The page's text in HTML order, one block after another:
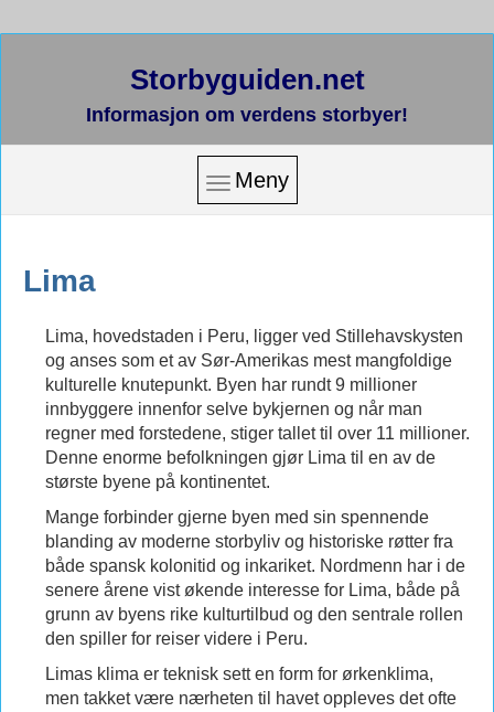
Storbyguiden.net
Informasjon om verdens storbyer!
Meny
Lima
Lima, hovedstaden i Peru, ligger ved Stillehavskysten
og anses som et av Sør-Amerikas mest mangfoldige
kulturelle knutepunkt. Byen har rundt 9 millioner
innbyggere innenfor selve bykjernen og når man
regner med forstedene, stiger tallet til over 11 millioner.
Denne enorme befolkningen gjør Lima til en av de
største byene på kontinentet.
Mange forbinder gjerne byen med sin spennende
blanding av moderne storbyliv og historiske røtter fra
både spansk kolonitid og inkariket. Nordmenn har i de
senere årene vist økende interesse for Lima, både på
grunn av byens rike kulturtilbud og den sentrale rollen
den spiller for reiser videre i Peru.
Limas klima er teknisk sett en form for ørkenklima,
men takket være nærheten til havet oppleves det ofte